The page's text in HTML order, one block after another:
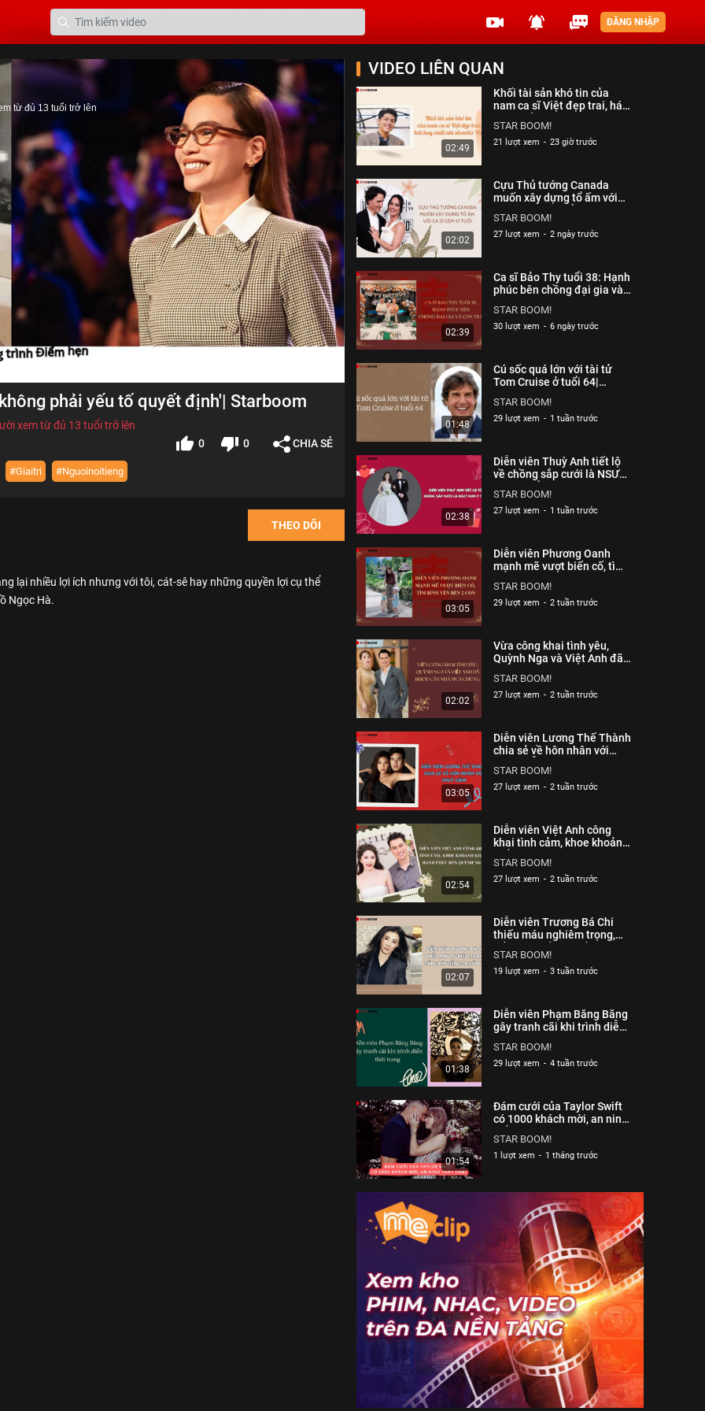
ĐĂNG NHẬP
từ đủ 13 tuổi trở lên
phải yếu tố quyết định'| Starboom
xem từ đủ 13 tuổi trở lên
0 0 CHIA SẺ
#Giaitri #Nguoinoitieng
THEO DÕI
lại nhiều lợi ích nhưng với tôi, cát-sê hay những quyền lợi cụ thể
Ngọc Hà.
Subscribe để đăng ký kênh nhé bạn.
VIDEO LIÊN QUAN
02:49
Khối tài sản khó tin của
nam ca sĩ Việt đẹp trai, hát
Starboom
STAR BOOM!
21 lượt xem - 23 giờ trước
02:02
Cựu Thủ tướng Canada
muốn xây dựng tổ ấm với
STAR BOOM!
27 lượt xem - 2 ngày trước
02:39
Ca sĩ Bảo Thy tuổi 38: Hạnh
phúc bên chồng đại gia và
STAR BOOM!
30 lượt xem - 6 ngày trước
01:48
Cú sốc quá lớn với tài tử
Tom Cruise ở tuổi 64|
STAR BOOM!
29 lượt xem - 1 tuần trước
02:38
Diễn viên Thuỳ Anh tiết lộ
về chồng sắp cưới là NSƯT
STAR BOOM!
27 lượt xem - 1 tuần trước
03:05
Diễn viên Phương Oanh
mạnh mẽ vượt biến cố, tìm
Starboom
STAR BOOM!
29 lượt xem - 2 tuần trước
02:02
Vừa công khai tình yêu,
Quỳnh Nga và Việt Anh đã
Starboom
STAR BOOM!
27 lượt xem - 2 tuần trước
03:05
Diễn viên Lương Thế Thành
chia sẻ về hôn nhân với
STAR BOOM!
27 lượt xem - 2 tuần trước
02:54
Diễn viên Việt Anh công
khai tình cảm, khoe khoảnh
Nga| Starboom
STAR BOOM!
27 lượt xem - 2 tuần trước
02:07
Diễn viên Trương Bá Chi
thiếu máu nghiêm trọng,
Starboom
STAR BOOM!
19 lượt xem - 3 tuần trước
01:38
Diễn viên Phạm Băng Băng
gây tranh cãi khi trình diễn
STAR BOOM!
29 lượt xem - 4 tuần trước
01:54
Đám cưới của Taylor Swift
có 1000 khách mời, an ninh
STAR BOOM!
1 lượt xem - 1 tháng trước